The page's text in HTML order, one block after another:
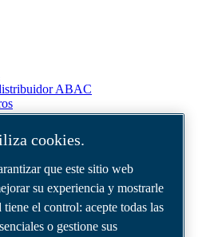
ABAC
cookies.
que este sitio web
su experiencia y mostrarle
el control: acepte todas las
o gestione sus